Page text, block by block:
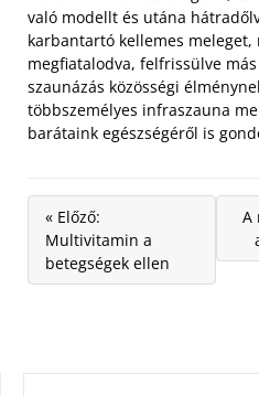
való modellt és utána
karbantartó kellemes meleget,
megfiatalodva, felfrissülve
szaunázás közösségi
többszemélyes infraszauna
barátaink egészségéről is
« Előző:
Multivitamin a
betegségek ellen
A